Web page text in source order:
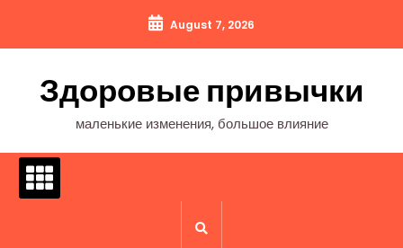
содержимому
August 7, 2026
Здоровые привычки
маленькие изменения, большое влияние